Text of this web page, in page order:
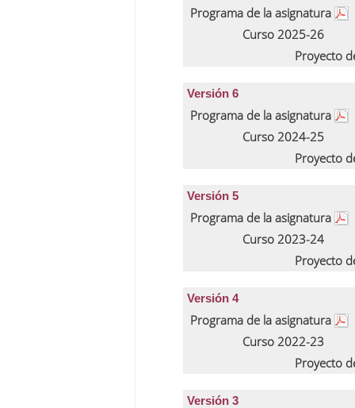
Programa de la asignatura
Curso 2025-26
Proyecto
Versión 6
Programa de la asignatura
Curso 2024-25
Proyecto
Versión 5
Programa de la asignatura
Curso 2023-24
Proyecto
Versión 4
Programa de la asignatura
Curso 2022-23
Proyecto
Versión 3